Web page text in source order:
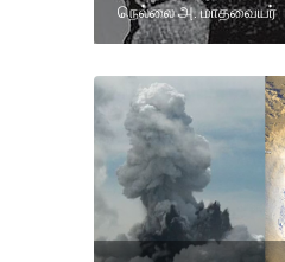
நெல்லை அ. மாதவையர்